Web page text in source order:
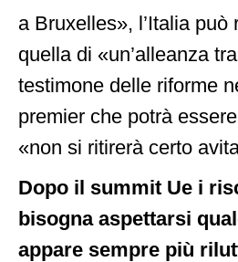
a Bruxelles», l’Italia
quella di «un’alleanza
testimone delle riforme
premier che potrà
«non si ritirerà certo
Dopo il summit Ue i
bisogna aspettarsi
appare sempre più